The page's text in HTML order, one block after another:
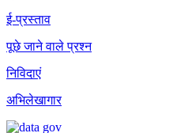
ई-प्रस्ताव
पूछे जाने वाले प्रश्न
निविदाएं
अभिलेखागार